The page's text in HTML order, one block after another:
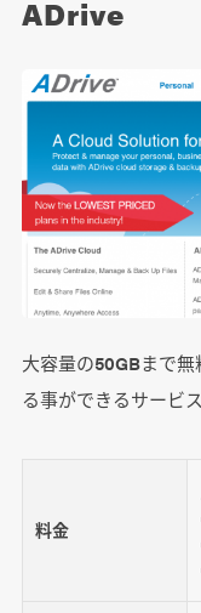
ADrive
大容量の50GBまで
る事ができるサービ
料金